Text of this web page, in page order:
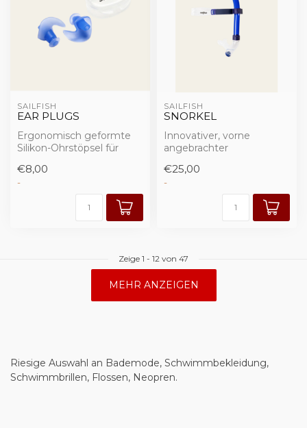
SAILFISH
EAR PLUGS
Ergonomisch geformte
Silikon-Ohrstöpsel für
€8,00
-
SAILFISH
SNORKEL
Innovativer, vorne
angebrachter
Verbesserung von Technik
u...
€25,00
-
Zeige 1 - 12 von 47
MEHR ANZEIGEN
Riesige Auswahl an Bademode, Schwimmbekleidung,
Schwimmbrillen, Flossen, Neopren.